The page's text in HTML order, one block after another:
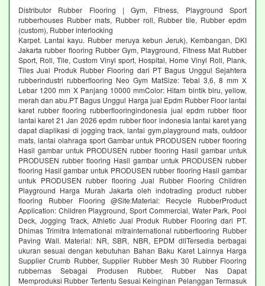
Distributor Rubber Flooring | Gym, Fitness, Playground Sport
rubberhouses Rubber mats, Rubber roll, Rubber tile, Rubber epdm
(custom), Rubber interlocking
Karpet. Lantai kayu. Rubber meruya kebun Jeruk), Kembangan, DKI
Jakarta rubber flooring Rubber Gym, Playground, Fitness Mat Rubber
Sport, Roll, Tile, Custom Vinyl sport, Hospital, Home Vinyl Roll, Plank,
Tiles Jual Produk Rubber Flooring dari PT Bagus Unggul Sejahtera
rubberindustri rubberflooring Neo Gym MatSize: Tebal 3,6, 8 mm X
Lebar 1200 mm X Panjang 10000 mmColor: Hitam bintik biru, yellow,
merah dan abu.PT Bagus Unggul Harga jual Epdm Rubber Floor lantai
karet rubber flooring rubberflooringindonesia jual epdm rubber floor
lantai karet 21 Jan 2026 epdm rubber floor indonesia lantai karet yang
dapat diaplikasi di jogging track, lantai gym,playground mats, outdoor
mats, lantai olahraga sport Gambar untuk PRODUSEN rubber flooring
Hasil gambar untuk PRODUSEN rubber flooring Hasil gambar untuk
PRODUSEN rubber flooring Hasil gambar untuk PRODUSEN rubber
flooring Hasil gambar untuk PRODUSEN rubber flooring Hasil gambar
untuk PRODUSEN rubber flooring Jual Rubber Flooring Children
Playground Harga Murah Jakarta oleh indotrading product rubber
flooring Rubber Flooring @Site:Material: Recycle RubberProduct
Application: Children Playground, Sport Commercial, Water Park, Pool
Deck, Jogging Track, Athletic Jual Produk Rubber Flooring dari PT.
Dhimas Trimitra International mitrainternational rubberflooring Rubber
Paving Wall. Material: NR, SBR, NBR, EPDM dllTersedia berbagai
ukuran sesuai dengan kebutuhan Bahan Baku Karet Lainnya Harga
Supplier Crumb Rubber, Supplier Rubber Mesh 30 Rubber Flooring
rubbernas Sebagai Produsen Rubber, Rubber Nas Dapat
Memproduksi Rubber Tertentu Sesuai Keinginan Pelanggan Termasuk